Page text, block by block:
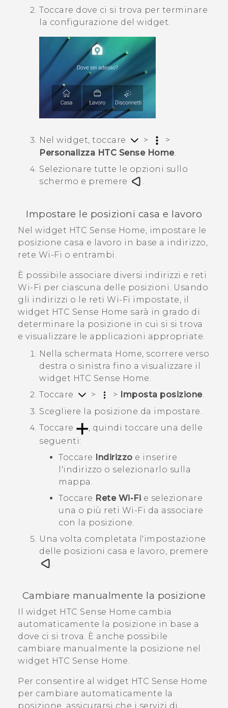
Toccare dove ci si trova per terminare
la configurazione del widget.
Nel widget, toccare >
>
Personalizza HTC Sense Home.
Selezionare tutte le opzioni sullo
schermo e premere
.
Impostare le posizioni casa e lavoro
Nel widget HTC Sense Home, impostare le
posizione casa e lavoro in base a indirizzo,
rete Wi-Fi o entrambi.
È possibile associare diversi indirizzi e reti
Wi‍-Fi per ciascuna delle posizioni. Usando
gli indirizzi o le reti Wi‍-Fi impostate, il
widget HTC Sense Home sarà in grado di
determinare la posizione in cui si si trova
e visualizzare le applicazioni appropriate.
Nella schermata Home, scorrere verso
destra o sinistra fino a visualizzare il
widget HTC Sense Home.
Toccare
> > Imposta posizione.
Scegliere la posizione da impostare.
Toccare
, quindi toccare una delle
seguenti:
Toccare Indirizzo e inserire
l'indirizzo o selezionarlo sulla
mappa.
Toccare Rete Wi-Fi e selezionare
una o più reti Wi‍-Fi da associare
con la posizione.
Una volta completata l'impostazione
delle posizioni casa e lavoro, premere
Cambiare manualmente la posizione
Il widget HTC Sense Home cambia
automaticamente la posizione in base a
dove ci si trova. È anche possibile
cambiare manualmente la posizione nel
widget HTC Sense Home.
Per consentire al widget HTC Sense Home
per cambiare automaticamente la
posizione, assicurarsi che i servizi di